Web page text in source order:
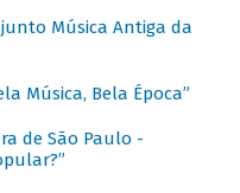
Música Antiga da
Música, Bela Época”
de São Paulo -